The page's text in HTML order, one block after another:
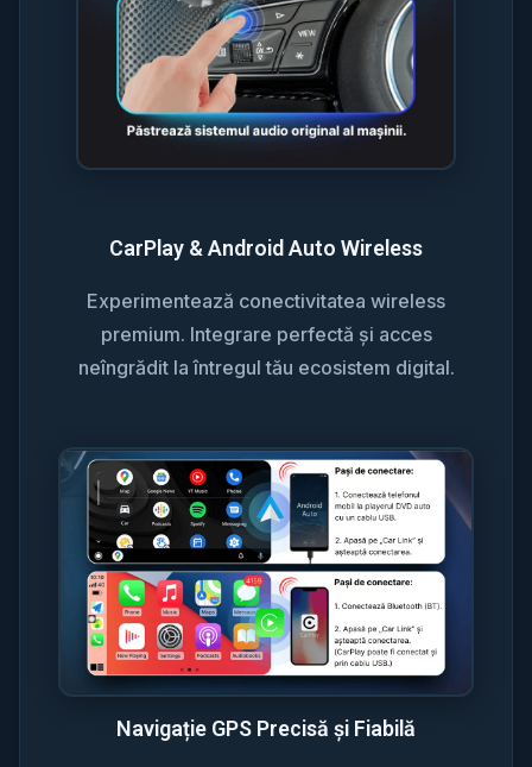
CarPlay & Android Auto Wireless
Experimentează conectivitatea wireless
premium. Integrare perfectă și acces
neîngrădit la întregul tău ecosistem digital.
Navigație GPS Precisă și Fiabilă